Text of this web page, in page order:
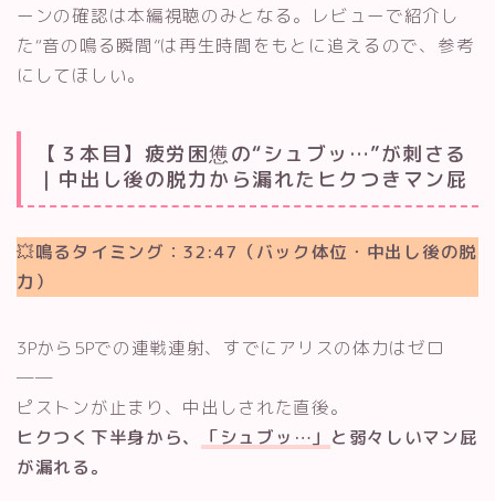
ーンの確認は本編視聴のみとなる。レビューで紹介し
た“音の鳴る瞬間”は再生時間をもとに追えるので、参考
にしてほしい。
【３本目】疲労困憊の“シュブッ…”が刺さる
｜中出し後の脱力から漏れたヒクつきマン屁
💥鳴るタイミング：32:47（バック体位・中出し後の脱
力）
3Pから5Pでの連戦連射、すでにアリスの体力はゼロ
──
ピストンが止まり、中出しされた直後。
ヒクつく下半身から、
「シュブッ…」 と弱々しいマン屁
が漏れる。